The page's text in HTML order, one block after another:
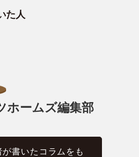
た人
ホームズ編集部
が書いたコラムをも